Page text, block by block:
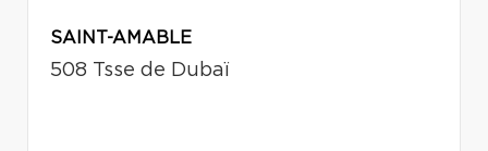
SAINT-AMABLE
508 Tsse de Dubaï